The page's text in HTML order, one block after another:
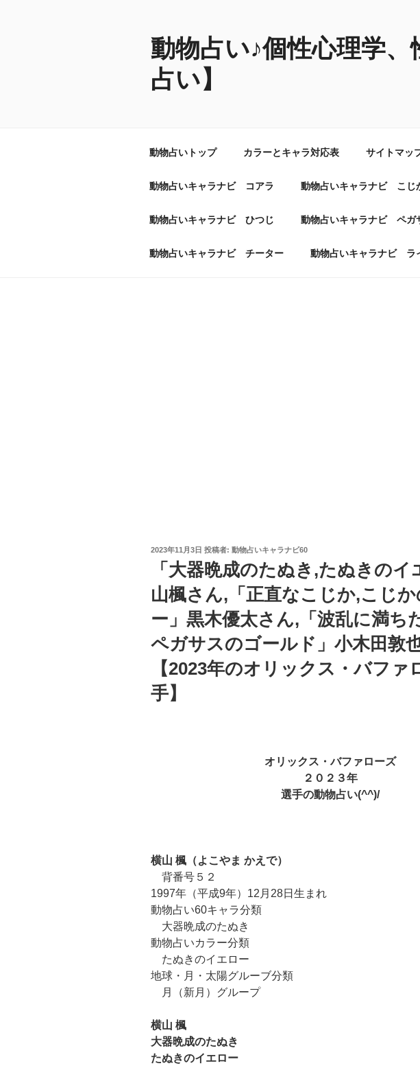
動物占い♪個性心理学
占い】
動物占いトップ カラーとキャラ対応表 サイトマッ
動物占いキャラナビ コアラ 動物占いキャラナビ こじ
動物占いキャラナビ ひつじ 動物占いキャラナビ ペガ
動物占いキャラナビ チーター 動物占いキャラナビ ラ
投
2023年11月3日 投稿者: 動物占いキャラナビ60
「大器晩成のたぬき,たぬきのイ
山楓さん,「正直なこじか,こじか
ー」黒木優太さん,「波乱に満ち
ペガサスのゴールド」小木田敦
【2023年のオリックス・バファ
手】
オリックス・バファローズ
２０２３年
選手の動物占い(^^)/
横山 楓（よこやま かえで）
背番号５２
1997年（平成9年）12月28日生まれ
動物占い60キャラ分類
大器晩成のたぬき
動物占いカラー分類
たぬきのイエロー
地球・月・太陽グルーブ分類
月（新月）グループ
横山 楓
大器晩成のたぬき
たぬきのイエロー